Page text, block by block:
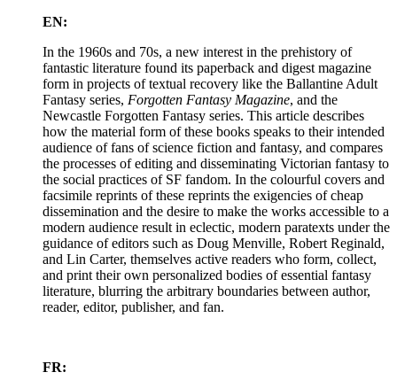
EN:
In the 1960s and 70s, a new interest in the prehistory of
fantastic literature found its paperback and digest magazine
form in projects of textual recovery like the Ballantine Adult
Fantasy series, Forgotten Fantasy Magazine, and the
Newcastle Forgotten Fantasy series. This article describes
how the material form of these books speaks to their intended
audience of fans of science fiction and fantasy, and compares
the processes of editing and disseminating Victorian fantasy to
the social practices of SF fandom. In the colourful covers and
facsimile reprints of these reprints the exigencies of cheap
dissemination and the desire to make the works accessible to a
modern audience result in eclectic, modern paratexts under the
guidance of editors such as Doug Menville, Robert Reginald,
and Lin Carter, themselves active readers who form, collect,
and print their own personalized bodies of essential fantasy
literature, blurring the arbitrary boundaries between author,
reader, editor, publisher, and fan.
FR: